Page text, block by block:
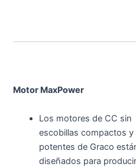
Motor MaxPower
Los motores de CC sin
escobillas compactos y
potentes de Graco
diseñados para